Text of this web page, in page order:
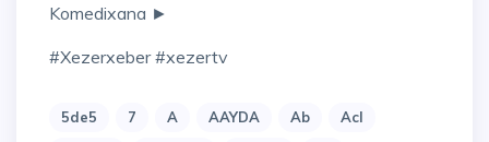
Komedixana ►
#xezerxeber #xezertv
5de5 7 A AAYDA Ab
Acl